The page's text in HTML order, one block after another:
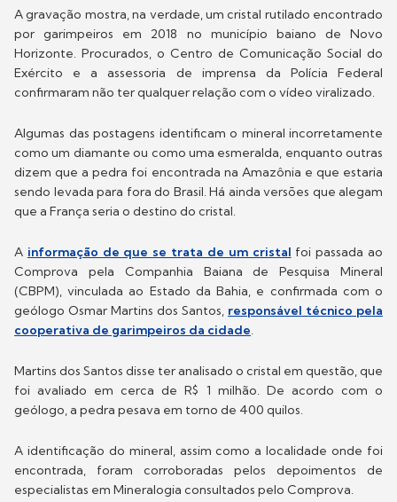
A gravação mostra, na verdade, um cristal rutilado encontrado
por garimpeiros em 2018 no município baiano de Novo
Horizonte. Procurados, o Centro de Comunicação Social do
Exército e a assessoria de imprensa da Polícia Federal
confirmaram não ter qualquer relação com o vídeo viralizado.
Algumas das postagens identificam o mineral incorretamente
como um diamante ou como uma esmeralda, enquanto outras
dizem que a pedra foi encontrada na Amazônia e que estaria
sendo levada para fora do Brasil. Há ainda versões que alegam
que a França seria o destino do cristal.
A informação de que se trata de um cristal foi passada ao
Comprova pela Companhia Baiana de Pesquisa Mineral
(CBPM), vinculada ao Estado da Bahia, e confirmada com o
geólogo Osmar Martins dos Santos, responsável técnico pela
cooperativa de garimpeiros da cidade.
Martins dos Santos disse ter analisado o cristal em questão, que
foi avaliado em cerca de R$ 1 milhão. De acordo com o
geólogo, a pedra pesava em torno de 400 quilos.
A identificação do mineral, assim como a localidade onde foi
encontrada, foram corroboradas pelos depoimentos de
especialistas em Mineralogia consultados pelo Comprova.